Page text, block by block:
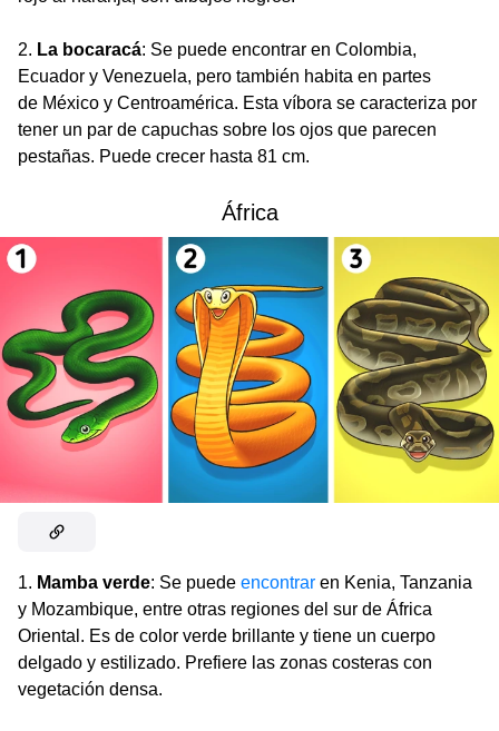
2. La bocaracá: Se puede encontrar en Colombia,
Ecuador y Venezuela, pero también habita en partes
de México y Centroamérica. Esta víbora se caracteriza por
tener un par de capuchas sobre los ojos que parecen
pestañas. Puede crecer hasta 81 cm.
África
1. Mamba verde: Se puede encontrar en Kenia, Tanzania
y Mozambique, entre otras regiones del sur de África
Oriental. Es de color verde brillante y tiene un cuerpo
delgado y estilizado. Prefiere las zonas costeras con
vegetación densa.